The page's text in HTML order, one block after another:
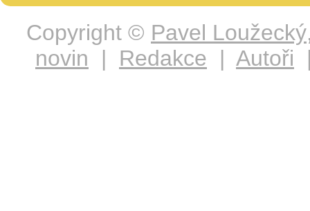
Copyright © Pavel Loužecký
novin | Redakce | Autoři